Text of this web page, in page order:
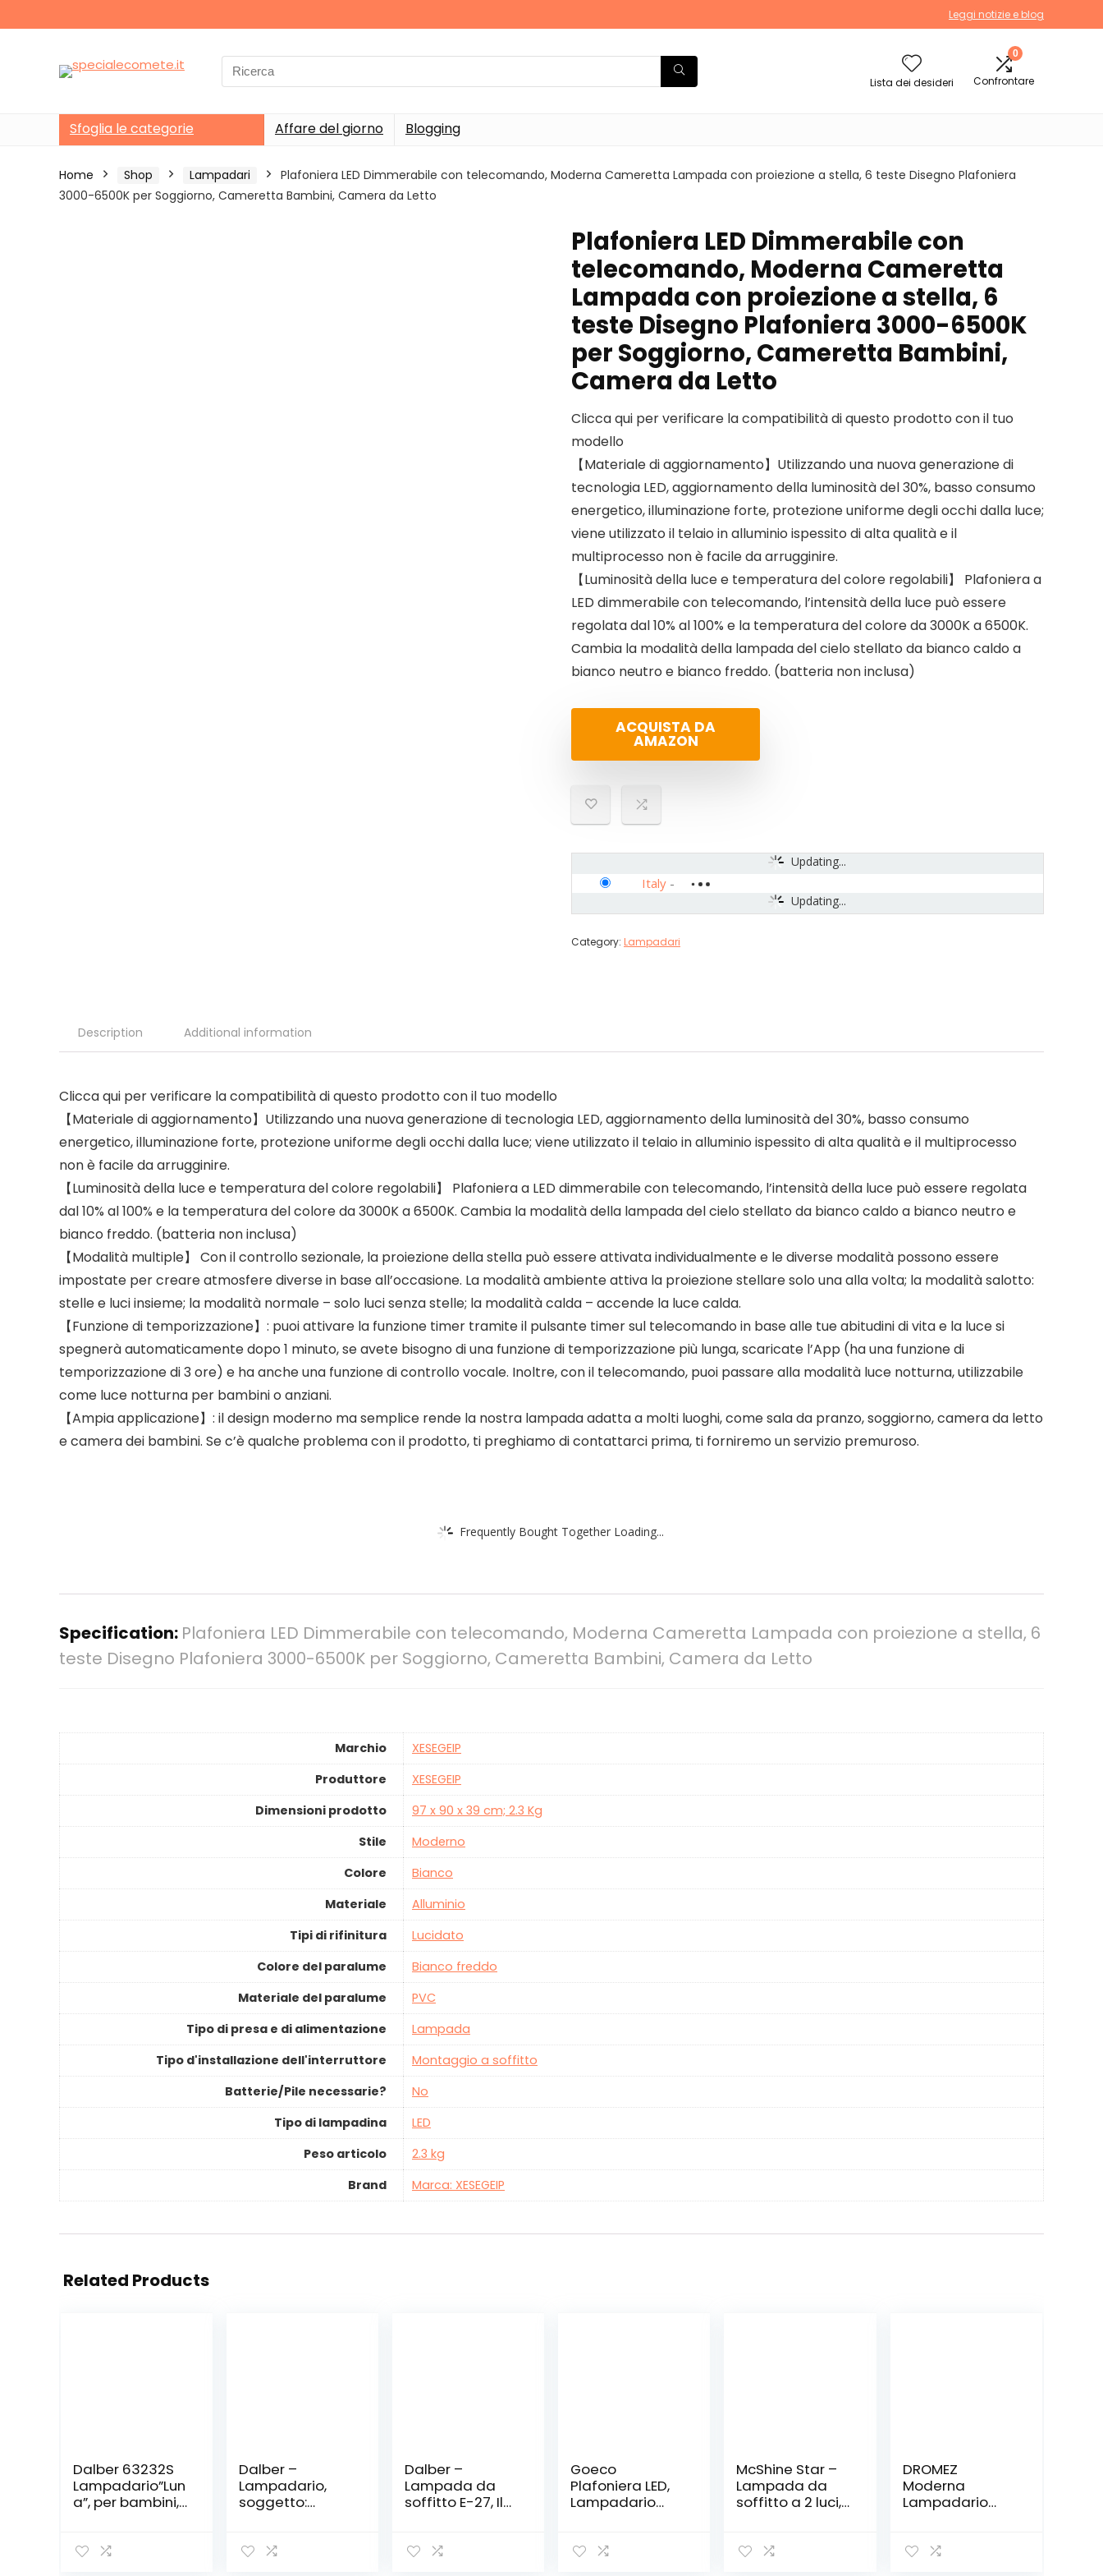
Leggi notizie e blog
Search
for:
Lista dei desideri
0
Confrontare
Sfoglia le categorie Affare del giorno Blogging
Home Shop Lampadari
Plafoniera LED Dimmerabile con telecomando, Moderna Cameretta Lampada con proiezione a stella, 6 teste Disegno Plafoniera
3000-6500K per Soggiorno, Cameretta Bambini, Camera da Letto
Plafoniera LED Dimmerabile con
telecomando, Moderna Cameretta
Lampada con proiezione a stella, 6
teste Disegno Plafoniera 3000-6500K
per Soggiorno, Cameretta Bambini,
Camera da Letto
Clicca qui per verificare la compatibilità di questo prodotto con il tuo
modello
【Materiale di aggiornamento】Utilizzando una nuova generazione di
tecnologia LED, aggiornamento della luminosità del 30%, basso consumo
energetico, illuminazione forte, protezione uniforme degli occhi dalla luce;
viene utilizzato il telaio in alluminio ispessito di alta qualità e il
multiprocesso non è facile da arrugginire.
【Luminosità della luce e temperatura del colore regolabili】 Plafoniera a
LED dimmerabile con telecomando, l’intensità della luce può essere
regolata dal 10% al 100% e la temperatura del colore da 3000K a 6500K.
Cambia la modalità della lampada del cielo stellato da bianco caldo a
bianco neutro e bianco freddo. (batteria non inclusa)
ACQUISTA DA
AMAZON
Updating...
Updating...
Italy -
Category: Lampadari
Description Additional information
Clicca qui per verificare la compatibilità di questo prodotto con il tuo modello
【Materiale di aggiornamento】Utilizzando una nuova generazione di tecnologia LED, aggiornamento della luminosità del 30%, basso consumo
energetico, illuminazione forte, protezione uniforme degli occhi dalla luce; viene utilizzato il telaio in alluminio ispessito di alta qualità e il multiprocesso
non è facile da arrugginire.
【Luminosità della luce e temperatura del colore regolabili】 Plafoniera a LED dimmerabile con telecomando, l’intensità della luce può essere regolata
dal 10% al 100% e la temperatura del colore da 3000K a 6500K. Cambia la modalità della lampada del cielo stellato da bianco caldo a bianco neutro e
bianco freddo. (batteria non inclusa)
【Modalità multiple】 Con il controllo sezionale, la proiezione della stella può essere attivata individualmente e le diverse modalità possono essere
impostate per creare atmosfere diverse in base all’occasione. La modalità ambiente attiva la proiezione stellare solo una alla volta; la modalità salotto:
stelle e luci insieme; la modalità normale – solo luci senza stelle; la modalità calda – accende la luce calda.
【Funzione di temporizzazione】: puoi attivare la funzione timer tramite il pulsante timer sul telecomando in base alle tue abitudini di vita e la luce si
spegnerà automaticamente dopo 1 minuto, se avete bisogno di una funzione di temporizzazione più lunga, scaricate l’App (ha una funzione di
temporizzazione di 3 ore) e ha anche una funzione di controllo vocale. Inoltre, con il telecomando, puoi passare alla modalità luce notturna, utilizzabile
come luce notturna per bambini o anziani.
【Ampia applicazione】: il design moderno ma semplice rende la nostra lampada adatta a molti luoghi, come sala da pranzo, soggiorno, camera da letto
e camera dei bambini. Se c’è qualche problema con il prodotto, ti preghiamo di contattarci prima, ti forniremo un servizio premuroso.
Frequently Bought Together Loading...
Specification: Plafoniera LED Dimmerabile con telecomando, Moderna Cameretta Lampada con proiezione a stella, 6
teste Disegno Plafoniera 3000-6500K per Soggiorno, Cameretta Bambini, Camera da Letto
Marchio
‎XESEGEIP
Produttore
‎XESEGEIP
Dimensioni prodotto
‎97 x 90 x 39 cm; 2.3 Kg
Stile
‎Moderno
Colore
‎Bianco
Materiale
‎Alluminio
Tipi di rifinitura
‎Lucidato
Colore del paralume
‎Bianco freddo
Materiale del paralume
‎PVC
Tipo di presa e di alimentazione
‎Lampada
Tipo d'installazione dell'interruttore
‎Montaggio a soffitto
Batterie/Pile necessarie?
‎No
Tipo di lampadina
‎LED
Peso articolo
‎2.3 kg
Brand
Marca: XESEGEIP
Related Products
Dalber 63232S
Lampadario”Lun
a”, per bambini,
incandescenza,
Dalber –
Lampadario,
soggetto:
glühlampe,
Dalber –
Lampada da
soffitto E-27, Il
32 x 21.5
Goeco
Plafoniera LED,
Lampadario
6700LM,
McShine Star –
Lampada da
soffitto a 2 luci,
DROMEZ
Moderna
Lampadario
Dimmerabile